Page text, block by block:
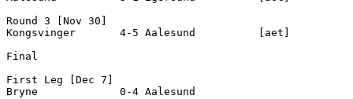
Round 3 [Nov 30]
Kongsvinger       4-5 Aalesund          [aet]
Final
First Leg [Dec 7]
Bryne             0-4 Aalesund